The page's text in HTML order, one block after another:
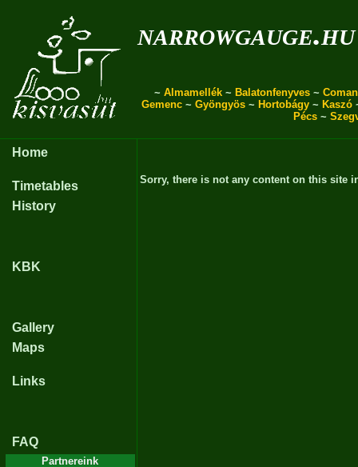
narrowgauge.hu
~ Almamellék ~ Balatonfenyves ~
Gemenc ~ Gyöngyös ~ Hortobágy ~ Kaszó
Pécs ~
Home
Timetables
History
KBK
Gallery
Maps
Links
FAQ
Partnereink
Sorry, there is not any content on this site